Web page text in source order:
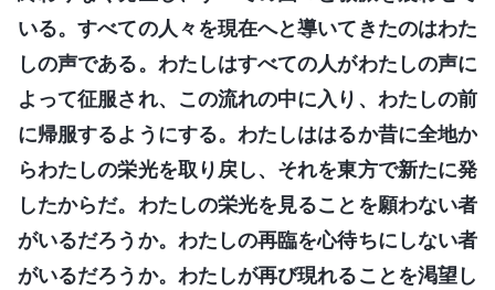
いる。すべての人々を現在へと導いてきたのはわた
しの声である。わたしはすべての人がわたしの声に
よって征服され、この流れの中に入り、わたしの前
に帰服するようにする。わたしははるか昔に全地か
らわたしの栄光を取り戻し、それを東方で新たに発
したからだ。わたしの栄光を見ることを願わない者
がいるだろうか。わたしの再臨を心待ちにしない者
がいるだろうか。わたしが再び現れることを渇望し